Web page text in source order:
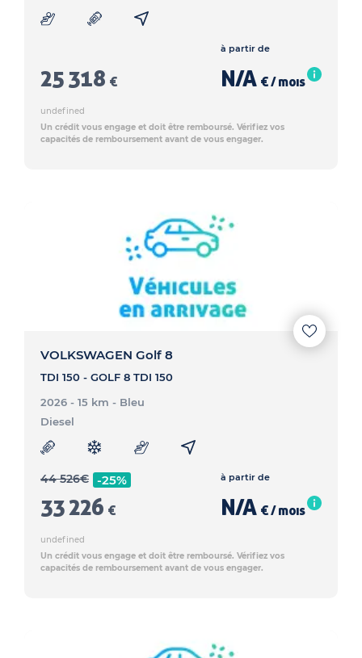
25 318 €
à partir de
N/A € / mois
undefined
Un crédit vous engage et doit être remboursé. Vérifiez vos
capacités de remboursement avant de vous engager.
VOLKSWAGEN Golf 8
TDI 150 - GOLF 8 TDI 150
2026 - 15 km - Bleu
Diesel
44 526€ -25%
33 226 €
à partir de
N/A € / mois
undefined
Un crédit vous engage et doit être remboursé. Vérifiez vos
capacités de remboursement avant de vous engager.